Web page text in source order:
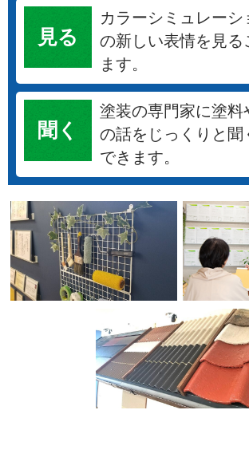
見る
カラーシミュレーシ
の新しい表情を見る
ます。
聞く
塗装の専門家に塗料
の話をじっくりと聞
できます。